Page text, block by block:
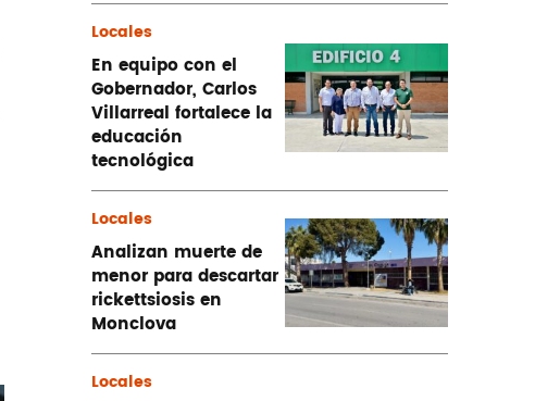
Locales
En equipo con el
Gobernador, Carlos
Villarreal fortalece la
educación
tecnológica
Locales
Analizan muerte de
menor para descartar
rickettsiosis en
Monclova
Locales